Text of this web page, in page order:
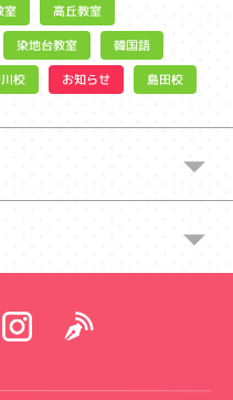
室 高丘教室
染地台教室 韓国語
校 お知らせ 島田校